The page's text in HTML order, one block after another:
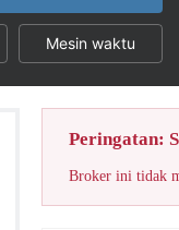
Mesin waktu
Peringatan:
Broker ini tidak